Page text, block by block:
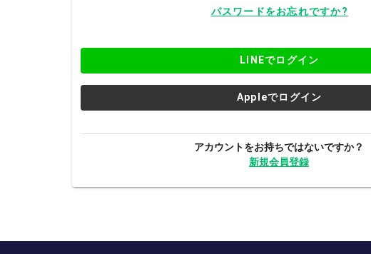
パスワードをお忘れですか?
LINEでログイン
Appleでログイン
アカウントをお持ちではないですか？
新規会員登録